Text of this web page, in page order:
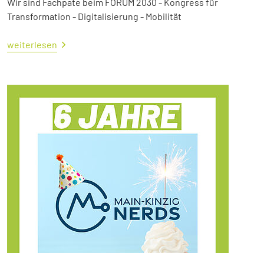
Transformation - Digitalisierung - Mobilität
weiterlesen